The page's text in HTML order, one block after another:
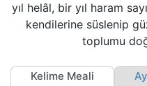
Üyelik
yıl helâl, bir yıl haram
kendilerine süslenip
toplumu
Kelime Meali